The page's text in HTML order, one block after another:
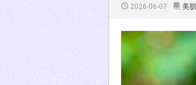
2026-06-07 美